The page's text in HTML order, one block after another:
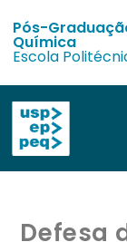
Pós-
Química
Escola
Defesa